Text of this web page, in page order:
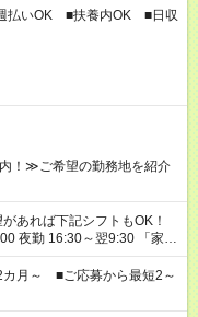
払いOK ■扶養内OK ■日収
！≫ご希望の勤務地を紹介
16:30～翌9:30 「家族
て夕飯の準備がしたい」
、ご希望を教えてください
合計で週40時間を超える場
カ月～ ■ご応募から最短2～